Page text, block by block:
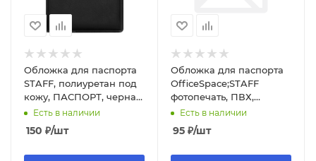
Обложка для паспорта
STAFF, полиуретан под
кожу, ПАСПОРТ, черная,
237599
Есть в наличии
150 ₽/шт
Обложка для паспорта
OfficeSpace;STAFF
фотопечать, ПВХ,
'Текстура' ассорти
Есть в наличии
95 ₽/шт